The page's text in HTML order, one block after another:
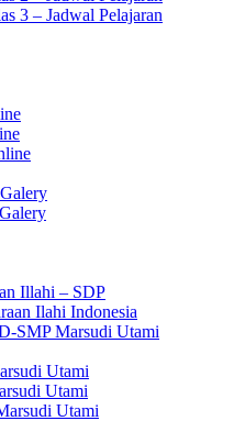
3 – Jadwal Pelajaran
Illahi – SDP
Ilahi Indonesia
SMP Marsudi Utami
Utami
Utami
Utami